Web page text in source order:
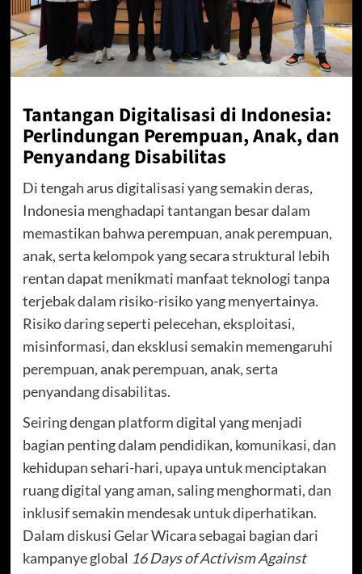
Tantangan Digitalisasi di Indonesia:
Perlindungan Perempuan, Anak, dan
Penyandang Disabilitas
Di tengah arus digitalisasi yang semakin deras,
Indonesia menghadapi tantangan besar dalam
memastikan bahwa perempuan, anak perempuan,
anak, serta kelompok yang secara struktural lebih
rentan dapat menikmati manfaat teknologi tanpa
terjebak dalam risiko-risiko yang menyertainya.
Risiko daring seperti pelecehan, eksploitasi,
misinformasi, dan eksklusi semakin memengaruhi
perempuan, anak perempuan, anak, serta
penyandang disabilitas.
Seiring dengan platform digital yang menjadi
bagian penting dalam pendidikan, komunikasi, dan
kehidupan sehari-hari, upaya untuk menciptakan
ruang digital yang aman, saling menghormati, dan
inklusif semakin mendesak untuk diperhatikan.
Dalam diskusi Gelar Wicara sebagai bagian dari
kampanye global 16 Days of Activism Against